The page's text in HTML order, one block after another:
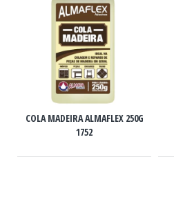
COLA MADEIRA ALMAFLEX 250G
1752